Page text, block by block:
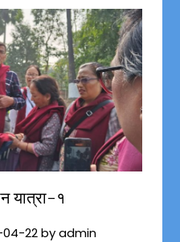
यात्रा-१
22byadmin